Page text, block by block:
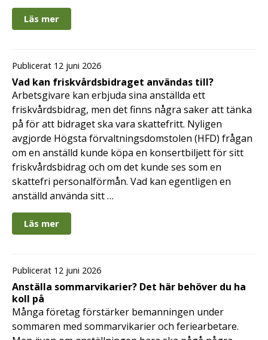
Läs mer
Publicerat 12 juni 2026
Vad kan friskvårdsbidraget användas till?
Arbetsgivare kan erbjuda sina anställda ett
friskvårdsbidrag, men det finns några saker att tänka
på för att bidraget ska vara skattefritt. Nyligen
avgjorde Högsta förvaltningsdomstolen (HFD) frågan
om en anställd kunde köpa en konsertbiljett för sitt
friskvårdsbidrag och om det kunde ses som en
skattefri personalförmån. Vad kan egentligen en
anställd använda sitt …
Läs mer
Publicerat 12 juni 2026
Anställa sommarvikarier? Det här behöver du ha
koll på
Många företag förstärker bemanningen under
sommaren med sommarvikarier och feriearbetare.